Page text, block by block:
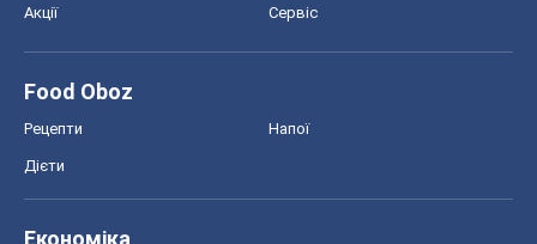
Акції Сервіс
Food Oboz
Рецепти Напої
Дієти
Економіка